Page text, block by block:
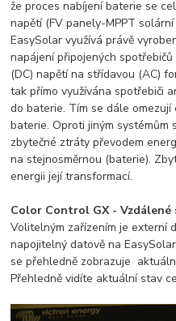
že proces nabíjení baterie se
napětí (FV panely-MPPT
EasySolar využívá právě
napájení připojených
(DC) napětí na střídavou (AC)
tak přímo využívána spotřebiči
do baterie. Tím se dále
baterie. Oproti jiným systémům
zbytečné ztráty převodem
na stejnosměrnou (baterie).
energii její transformací.
Color Control GX -
Volitelným zařízením je externí
napojitelný datově na
se přehledně zobrazuje
Přehledně vidíte aktuální stav